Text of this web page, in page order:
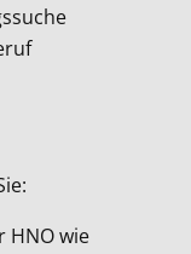
HNO wie